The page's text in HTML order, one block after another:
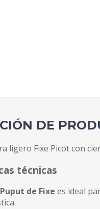
DE
ligero Fixe Picot con
técnicas
de Fixe es ideal